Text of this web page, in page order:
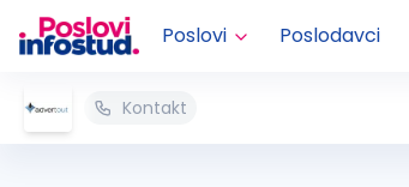
Poslovi Poslodavci
Kontakt